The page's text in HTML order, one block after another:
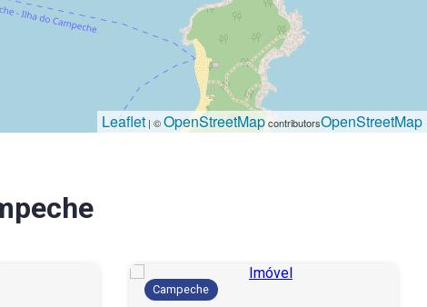
Leaflet | ©OpenStreetMapcontributorsOpenStreetMap
Campeche